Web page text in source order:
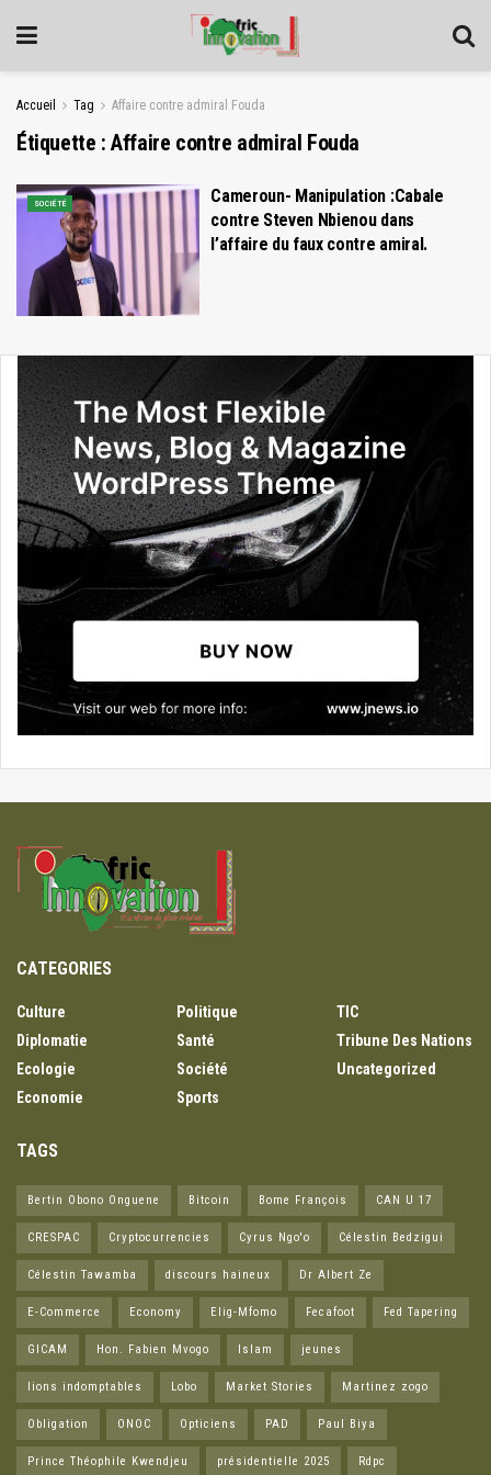
Accueil Tag Affaire contre admiral Fouda
Étiquette :Affaire contre admiral Fouda
SOCIÉTÉ
Cameroun- Manipulation :Cabale
contre Steven Nbienou dans
l’affaire du faux contre amiral.
CATEGORIES
Culture
Diplomatie
Ecologie
Economie
Politique
Santé
Société
Sports
TIC
Tribune Des Nations
Uncategorized
TAGS
Bertin Obono Onguene Bitcoin Bome François CAN U 17
CRESPAC Cryptocurrencies Cyrus Ngo'o Célestin Bedzigui
Célestin Tawamba discours haineux Dr Albert Ze
E-Commerce Economy Elig-Mfomo Fecafoot Fed Tapering
GICAM Hon. Fabien Mvogo Islam jeunes
lions indomptables Lobo Market Stories Martinez zogo
Obligation ONOC Opticiens PAD Paul Biya
Prince Théophile Kwendjeu présidentielle 2025 Rdpc